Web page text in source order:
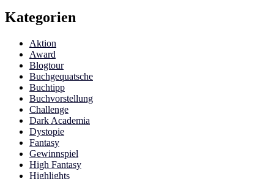
Kategorien
Aktion
Award
Blogtour
Buchgequatsche
Buchtipp
Buchvorstellung
Challenge
Dark Academia
Dystopie
Fantasy
Gewinnspiel
High Fantasy
Highlights